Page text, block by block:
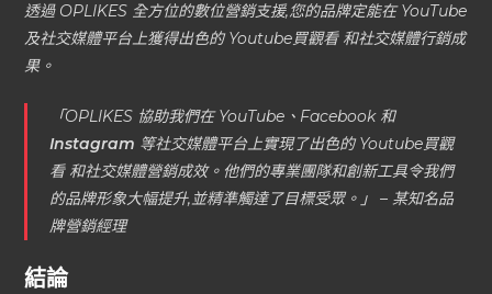
透過 OPLIKES 全方位的數位營銷支援,您的品牌定能在 YouTube
及社交媒體平台上獲得出色的 Youtube買觀看 和社交媒體行銷成
果。
「OPLIKES 協助我們在 YouTube、Facebook 和
Instagram 等社交媒體平台上實現了出色的 Youtube買觀
看 和社交媒體營銷成效。他們的專業團隊和創新工具令我們
的品牌形象大幅提升,並精準觸達了目標受眾。」 – 某知名品
牌營銷經理
結論